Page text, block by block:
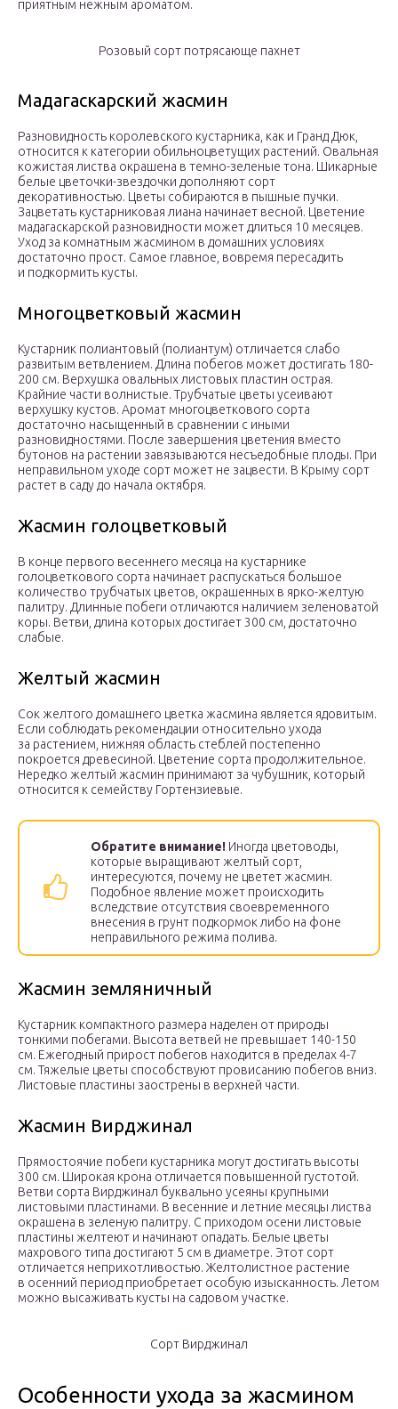
приятным нежным ароматом.
Розовый сорт потрясающе пахнет
Мадагаскарский жасмин
Разновидность королевского кустарника, как и Гранд Дюк,
относится к категории обильноцветущих растений. Овальная
кожистая листва окрашена в темно-зеленые тона. Шикарные
белые цветочки-звездочки дополняют сорт
декоративностью. Цветы собираются в пышные пучки.
Зацветать кустарниковая лиана начинает весной. Цветение
мадагаскарской разновидности может длиться 10 месяцев.
Уход за комнатным жасмином в домашних условиях
достаточно прост. Самое главное, вовремя пересадить
и подкормить кусты.
Многоцветковый жасмин
Кустарник полиантовый (полиантум) отличается слабо
развитым ветвлением. Длина побегов может достигать 180-
200 см. Верхушка овальных листовых пластин острая.
Крайние части волнистые. Трубчатые цветы усеивают
верхушку кустов. Аромат многоцветкового сорта
достаточно насыщенный в сравнении с иными
разновидностями. После завершения цветения вместо
бутонов на растении завязываются несъедобные плоды. При
неправильном уходе сорт может не зацвести. В Крыму сорт
растет в саду до начала октября.
Жасмин голоцветковый
В конце первого весеннего месяца на кустарнике
голоцветкового сорта начинает распускаться большое
количество трубчатых цветов, окрашенных в ярко-желтую
палитру. Длинные побеги отличаются наличием зеленоватой
коры. Ветви, длина которых достигает 300 см, достаточно
слабые.
Желтый жасмин
Сок желтого домашнего цветка жасмина является ядовитым.
Если соблюдать рекомендации относительно ухода
за растением, нижняя область стеблей постепенно
покроется древесиной. Цветение сорта продолжительное.
Нередко желтый жасмин принимают за чубушник, который
относится к семейству Гортензиевые.
Обратите внимание! Иногда цветоводы,
которые выращивают желтый сорт,
интересуются, почему не цветет жасмин.
Подобное явление может происходить
вследствие отсутствия своевременного
внесения в грунт подкормок либо на фоне
неправильного режима полива.
Жасмин земляничный
Кустарник компактного размера наделен от природы
тонкими побегами. Высота ветвей не превышает 140-150
см. Ежегодный прирост побегов находится в пределах 4-7
см. Тяжелые цветы способствуют провисанию побегов вниз.
Листовые пластины заострены в верхней части.
Жасмин Вирджинал
Прямостоячие побеги кустарника могут достигать высоты
300 см. Широкая крона отличается повышенной густотой.
Ветви сорта Вирджинал буквально усеяны крупными
листовыми пластинами. В весенние и летние месяцы листва
окрашена в зеленую палитру. С приходом осени листовые
пластины желтеют и начинают опадать. Белые цветы
махрового типа достигают 5 см в диаметре. Этот сорт
отличается неприхотливостью. Желтолистное растение
в осенний период приобретает особую изысканность. Летом
можно высаживать кусты на садовом участке.
Сорт Вирджинал
Особенности ухода за жасмином